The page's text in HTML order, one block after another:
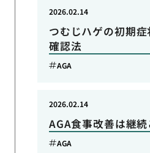
つむじハゲの初期
確認法
2026.02.14
AGA
AGA食事改善は継
2026.02.14
AGA